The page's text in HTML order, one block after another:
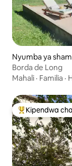
Nyumba ya
Borda de Long
Mahali · Familia ·
Kipendwa
Kipendwa